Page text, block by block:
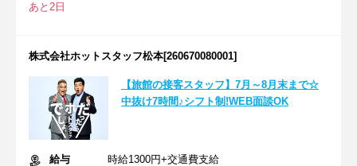
あと2日
株式会社ホットスタッフ松本[260670080001]
【旅館の接客スタッフ】7月～8月末まで☆
中抜け7時間♪シフト制!WEB面談OK
給与
時給1300円+交通費支給